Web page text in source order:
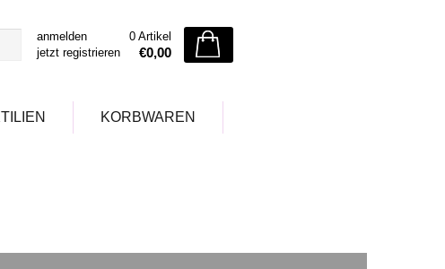
anmelden
jetzt registrieren
0 Artikel
€0,00
KORBWAREN